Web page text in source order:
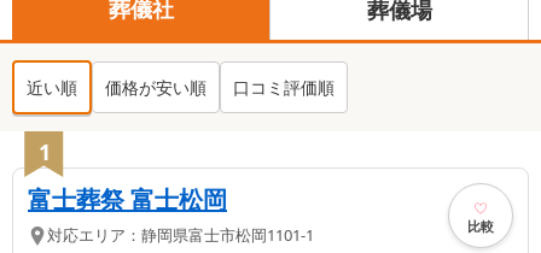
葬儀社 葬儀場
近い順 価格が安い順 口コミ評価順
1
富士葬祭 富士松岡
対応エリア： 静岡県富士市松岡1101-1 比較